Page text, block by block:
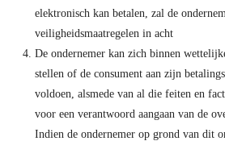
elektronisch kan betalen, zal de
veiligheidsmaatregelen in acht
De ondernemer kan zich binnen
stellen of de consument aan zijn
voldoen, alsmede van al die feiten en
voor een verantwoord aangaan van de
Indien de ondernemer op grond van dit